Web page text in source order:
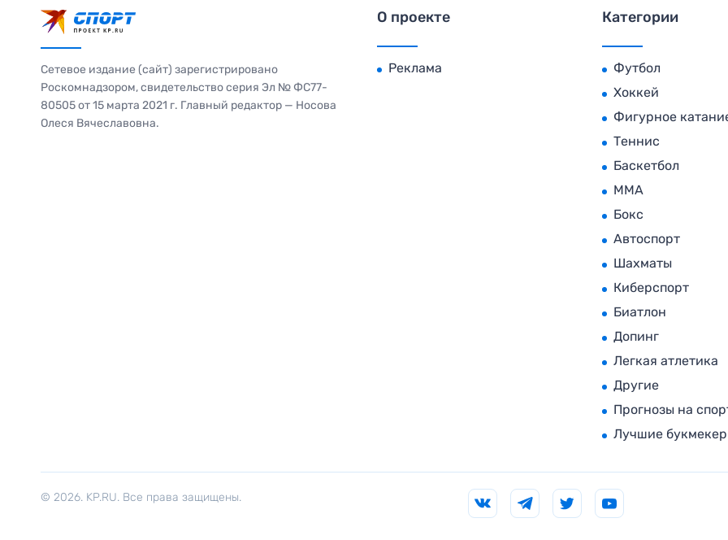
Сетевое издание (сайт) зарегистрировано
Роскомнадзором, свидетельство серия Эл № ФС77-
80505 от 15 марта 2021 г. Главный редактор — Носова
Олеся Вячеславовна.
О проекте
Реклама
Категории
Футбол
Хоккей
Фигурное
Теннис
Баскетбол
MMA
Бокс
Автоспорт
Шахматы
Киберспорт
Биатлон
Допинг
Легкая атлетика
Другие
Прогнозы на
Лучшие
© 2026. KP.RU. Все права защищены.